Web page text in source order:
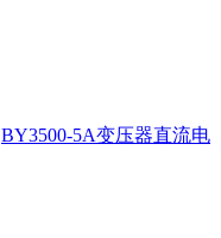
BY3500-5A变压器直流电